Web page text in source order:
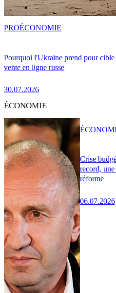
Pourquoi l'Ukraine prend pour
vente en ligne russe
30.07.2026
PROÉCONOMIE
ÉCONOMIE
Crise
record,
réforme
06.07.2026